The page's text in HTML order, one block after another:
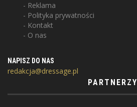
Reklama
Polityka prywatności
Kontakt
O nas
NAPISZ DO NAS
redakcja@dressage.pl
PARTNERZY